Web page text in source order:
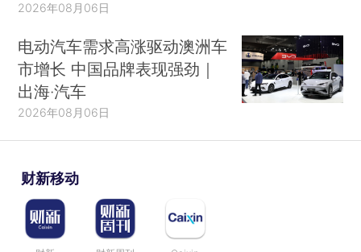
2026年08月06日
电动汽车需求高涨驱动澳洲车
市增长 中国品牌表现强劲｜
出海·汽车
2026年08月06日
财新移动